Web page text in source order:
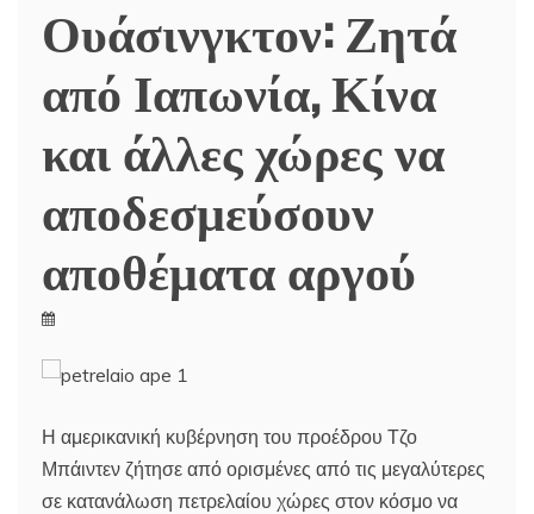
Ουάσινγκτον: Ζητά
από Ιαπωνία, Κίνα
και άλλες χώρες να
αποδεσμεύσουν
αποθέματα αργού
Η αμερικανική κυβέρνηση του προέδρου Τζο
Μπάιντεν ζήτησε από ορισμένες από τις μεγαλύτερες
σε κατανάλωση πετρελαίου χώρες στον κόσμο να